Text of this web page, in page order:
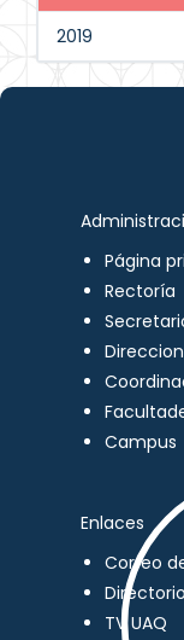
2019
Página
Rectoría
Campus
Enlaces
Correo
Directorio
TV UAQ